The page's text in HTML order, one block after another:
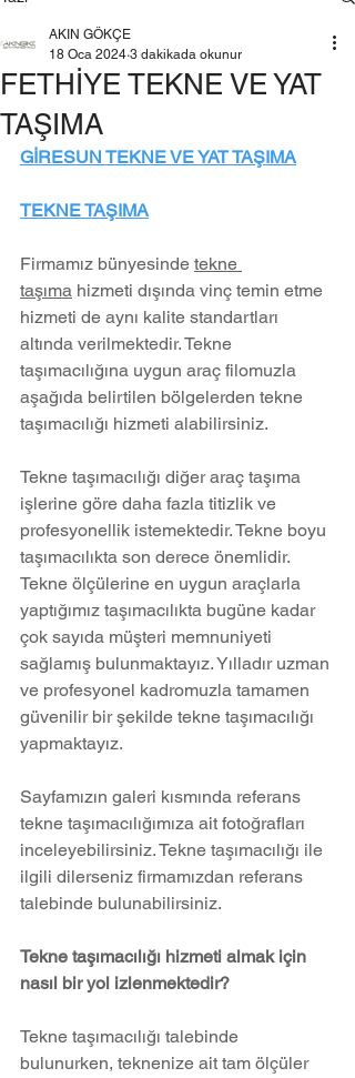
FETHİYE TEKNE VE YAT
TAŞIMA
AKIN GÖKÇE
18 Oca 2024 3 dakikada okunur
GİRESUN TEKNE VE YAT TAŞIMA
TEKNE TAŞIMA
Firmamız bünyesinde tekne
taşıma hizmeti dışında vinç temin etme
hizmeti de aynı kalite standartları
altında verilmektedir. Tekne
taşımacılığına uygun araç filomuzla
aşağıda belirtilen bölgelerden tekne
taşımacılığı hizmeti alabilirsiniz.
Tekne taşımacılığı diğer araç taşıma
işlerine göre daha fazla titizlik ve
profesyonellik istemektedir. Tekne boyu
taşımacılıkta son derece önemlidir.
Tekne ölçülerine en uygun araçlarla
yaptığımız taşımacılıkta bugüne kadar
çok sayıda müşteri memnuniyeti
sağlamış bulunmaktayız. Yılladır uzman
ve profesyonel kadromuzla tamamen
güvenilir bir şekilde tekne taşımacılığı
yapmaktayız.
Sayfamızın galeri kısmında referans
tekne taşımacılığımıza ait fotoğrafları
inceleyebilirsiniz. Tekne taşımacılığı ile
ilgili dilerseniz firmamızdan referans
talebinde bulunabilirsiniz.
Tekne taşımacılığı hizmeti almak için
nasıl bir yol izlenmektedir?
Tekne taşımacılığı talebinde
bulunurken, teknenize ait tam ölçüler